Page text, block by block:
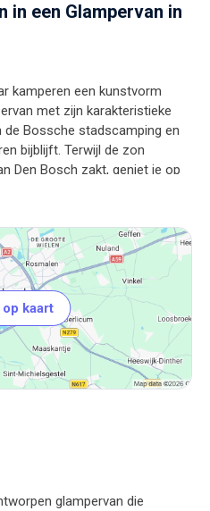
in een Glampervan in
kamperen een kunstvorm
met zijn karakteristieke
de Bossche stadscamping en
bijblijft. Terwijl de zon
Den Bosch zakt, geniet je op
sfeer, omringd door het zand
slaaphoekjes die
Of je nu de historische
met een drankje bij de
is de perfecte
kaart
glampervan die